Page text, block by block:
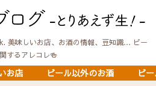
美味しいお店、お酒の情報、豆知識… ビー
するアレコレ🍻
お店 ビール以外のお酒 ビ